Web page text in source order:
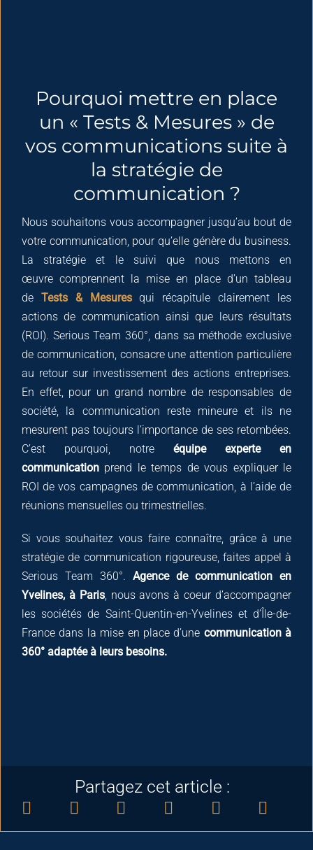
Pourquoi mettre en place
un « Tests & Mesures » de
vos communications suite à
la stratégie de
communication ?
Nous souhaitons vous accompagner jusqu’au bout de
votre communication, pour qu’elle génère du business.
La stratégie et le suivi que nous mettons en
œuvre comprennent la mise en place d’un tableau
de Tests & Mesuresqui récapitule clairement les
actions de communication ainsi que leurs résultats
(ROI). Serious Team 360°, dans sa méthode exclusive
de communication, consacre une attention particulière
au retour sur investissement des actions entreprises.
En effet, pour un grand nombre de responsables de
société, la communication reste mineure et ils ne
mesurent pas toujours l’importance de ses retombées.
C’est pourquoi, notreéquipe experte en
communicationprend le temps de vous expliquer le
ROI de vos campagnes de communication, à l’aide de
réunions mensuelles ou trimestrielles.
Si vous souhaitez vous faire connaître, grâce à une
stratégie de communication rigoureuse, faites appel à
Serious Team 360°. Agence de communication en
Yvelines, à Paris, nous avons à coeur d’accompagner
les sociétés de Saint-Quentin-en-Yvelines et d’Île-de-
France dans la mise en place d’une communication à
360° adaptée à leurs besoins.
Partagez cet article :